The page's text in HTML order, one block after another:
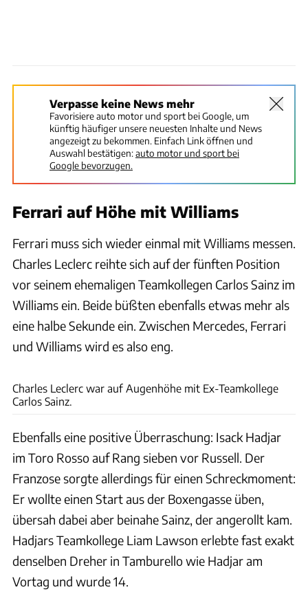
Verpasse keine News mehr
Favorisiere auto motor und sport bei Google, um
künftig häufiger unsere neuesten Inhalte und News
angezeigt zu bekommen. Einfach Link öffnen und
Auswahl bestätigen:auto motor und sport bei
Google bevorzugen.
Ferrari auf Höhe mit Williams
Ferrari muss sich wieder einmal mit Williams messen.
Charles Leclerc reihte sich auf der fünften Position
vor seinem ehemaligen Teamkollegen Carlos Sainz im
Williams ein. Beide büßten ebenfalls etwas mehr als
eine halbe Sekunde ein. Zwischen Mercedes, Ferrari
und Williams wird es also eng.
Charles Leclerc war auf Augenhöhe mit Ex-Teamkollege
Carlos Sainz.
Ebenfalls eine positive Überraschung: Isack Hadjar
im Toro Rosso auf Rang sieben vor Russell. Der
Franzose sorgte allerdings für einen Schreckmoment:
Er wollte einen Start aus der Boxengasse üben,
übersah dabei aber beinahe Sainz, der angerollt kam.
Hadjars Teamkollege Liam Lawson erlebte fast exakt
denselben Dreher in Tamburello wie Hadjar am
Vortag und wurde 14.